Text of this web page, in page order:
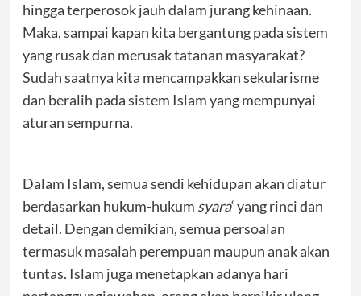
hingga terperosok jauh dalam jurang kehinaan.
Maka, sampai kapan kita bergantung pada sistem
yang rusak dan merusak tatanan masyarakat?
Sudah saatnya kita mencampakkan sekularisme
dan beralih pada sistem Islam yang mempunyai
aturan sempurna.
Dalam Islam, semua sendi kehidupan akan diatur
berdasarkan hukum-hukum syara‘ yang rinci dan
detail. Dengan demikian, semua persoalan
termasuk masalah perempuan maupun anak akan
tuntas. Islam juga menetapkan adanya hari